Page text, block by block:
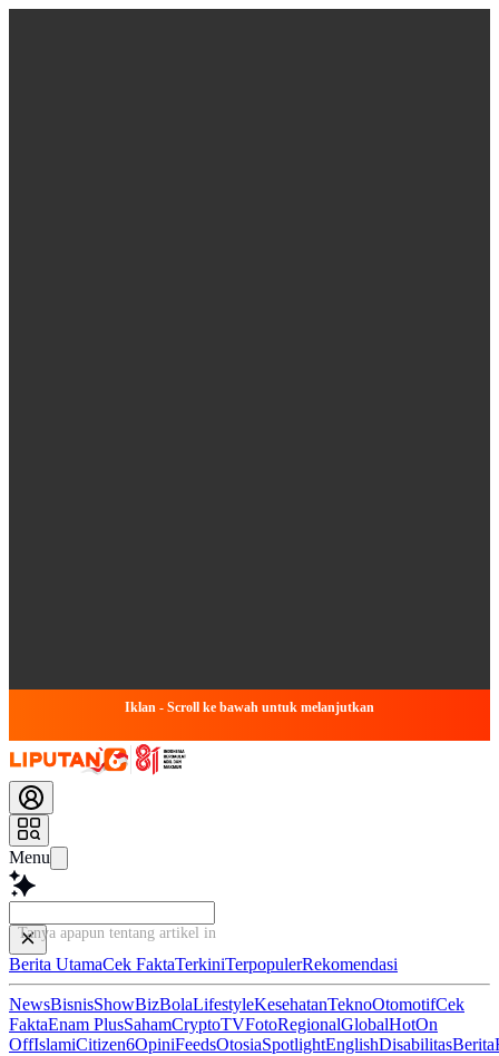
Iklan - Scroll ke bawah untuk melanjutkan
Menu
Tanya apapun tentang artikel ini..
Berita UtamaCek FaktaTerkiniTerpopulerRekomendasi
NewsBisnisShowBizBolaLifestyleKesehatanTeknoOtomotifCek
FaktaEnam PlusSahamCryptoTVFotoRegionalGlobalHotOn
OffIslamiCitizen6OpiniFeedsOtosiaSpotlightEnglishDisabilitasBerita